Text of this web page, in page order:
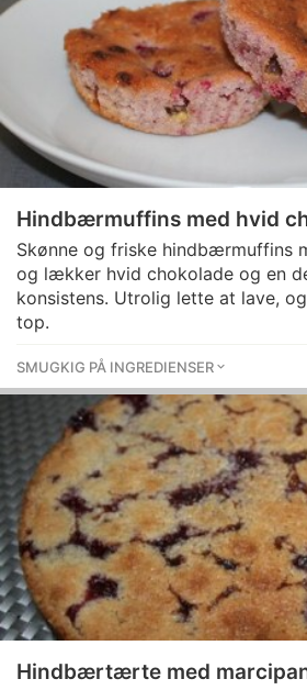
Hindbærmuffins med hvid
Skønne og friske hindbærmuffins
og lækker hvid chokolade og en
konsistens. Utrolig lette at lave,
top.
SMUGKIG PÅ INGREDIENSER
Hindbærtærte med